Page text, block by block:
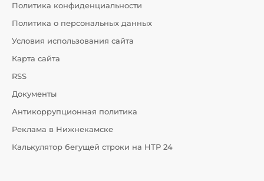
Политика конфиденциальности
Политика о персональных данных
Условия использования сайта
Карта сайта
RSS
Документы
Антикоррупционная политика
Реклама в Нижнекамске
Калькулятор бегущей строки на НТР 24